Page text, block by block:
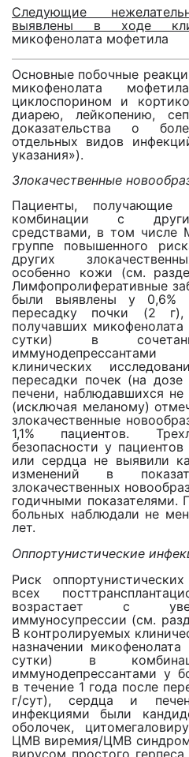
Следующие
выявлены в ходе
микофенолата мофетила
Основные побочные
микофенолата
циклоспорином и
диарею, лейкопению,
доказательства о
отдельных видов
указания»).
Злокачественные
Пациенты, получающие
комбинации с
средствами, в том числе
группе повышенного
других
особенно кожи (см.
Лимфопролиферативные
были выявлены у 0,6%
пересадку почки (2
получавших
сутки) в
клинических
пересадки почек (на
печени, наблюдавшихся
(исключая меланому)
злокачественные
1,1% пациентов.
безопасности у
или сердца не выявили
изменений в
злокачественных
годичными показателями.
больных наблюдали не
лет.
Оппортунистические
Риск
всех
возрастает с
иммуносупрессии (см.
В контролируемых
назначении
сутки) в
иммунодепрессантами у
в течение 1 года после
г/сут), сердца и
инфекциями были
оболочек,
ЦМВ виремия/ЦМВ синдром
вирусом простого